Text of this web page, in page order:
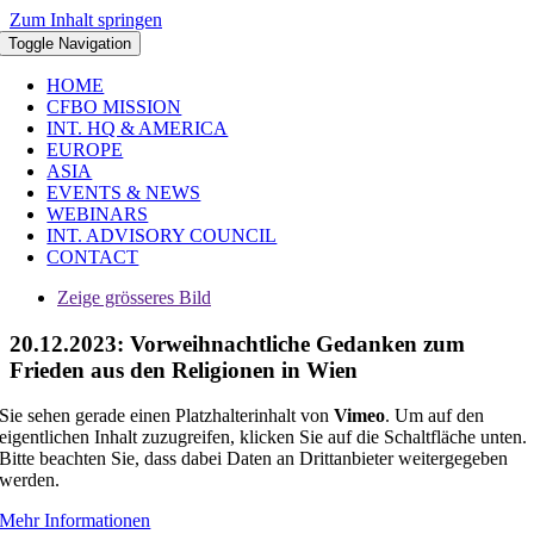
Zum Inhalt springen
Toggle Navigation
HOME
CFBO MISSION
INT. HQ & AMERICA
EUROPE
ASIA
EVENTS & NEWS
WEBINARS
INT. ADVISORY COUNCIL
CONTACT
Zeige grösseres Bild
20.12.2023: Vorweihnachtliche Gedanken zum
Frieden aus den Religionen in Wien
Sie sehen gerade einen Platzhalterinhalt vonVimeo. Um auf den
eigentlichen Inhalt zuzugreifen, klicken Sie auf die Schaltfläche unten.
Bitte beachten Sie, dass dabei Daten an Drittanbieter weitergegeben
werden.
Mehr Informationen